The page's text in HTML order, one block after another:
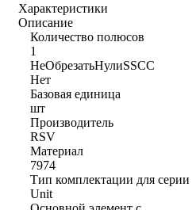
Характеристики
Описание
Количество полюсов
1
НеОбрезатьНулиSSCC
Нет
Базовая единица
шт
Производитель
RSV
Материал
7974
Тип комплектации для серии
Unit